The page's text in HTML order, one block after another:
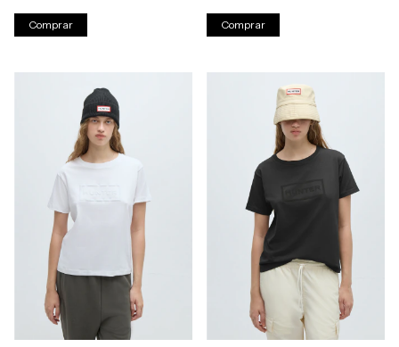
Comprar Comprar